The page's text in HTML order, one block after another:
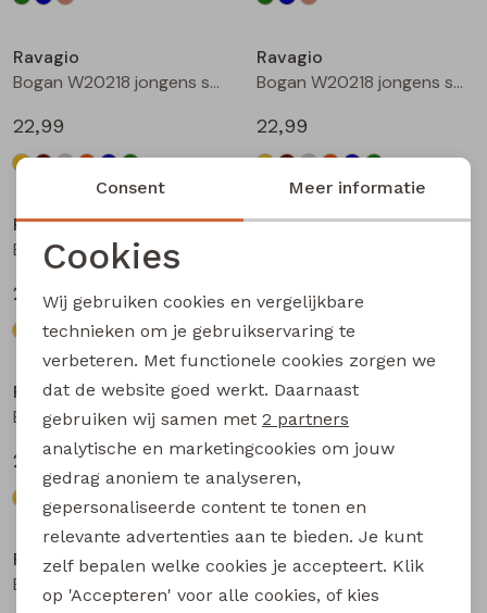
Ravagio
Bogan W20218 jongens sweatshirt Geel
22,99
Ravagio
Bogan W20218 jongens sweatshirt Beige
22,99
Ravagio
22,99
Ravagio
22,99
Ravagio
Bogan W20218 jongens sweatshirt Kobalt
22,99
Ravagio
22,99
Ravagio
Ravagio
Noodzakelijke cookies
Analytische cookies
Marketing cookies
Consent Meer informatie
Cookies
Wij gebruiken cookies en vergelijkbare
technieken om je gebruikservaring te
verbeteren. Met functionele cookies zorgen we
dat de website goed werkt. Daarnaast
gebruiken wij samen met 2 partners
analytische en marketingcookies om jouw
gedrag anoniem te analyseren,
gepersonaliseerde content te tonen en
relevante advertenties aan te bieden. Je kunt
zelf bepalen welke cookies je accepteert. Klik
op 'Accepteren' voor alle cookies, of kies